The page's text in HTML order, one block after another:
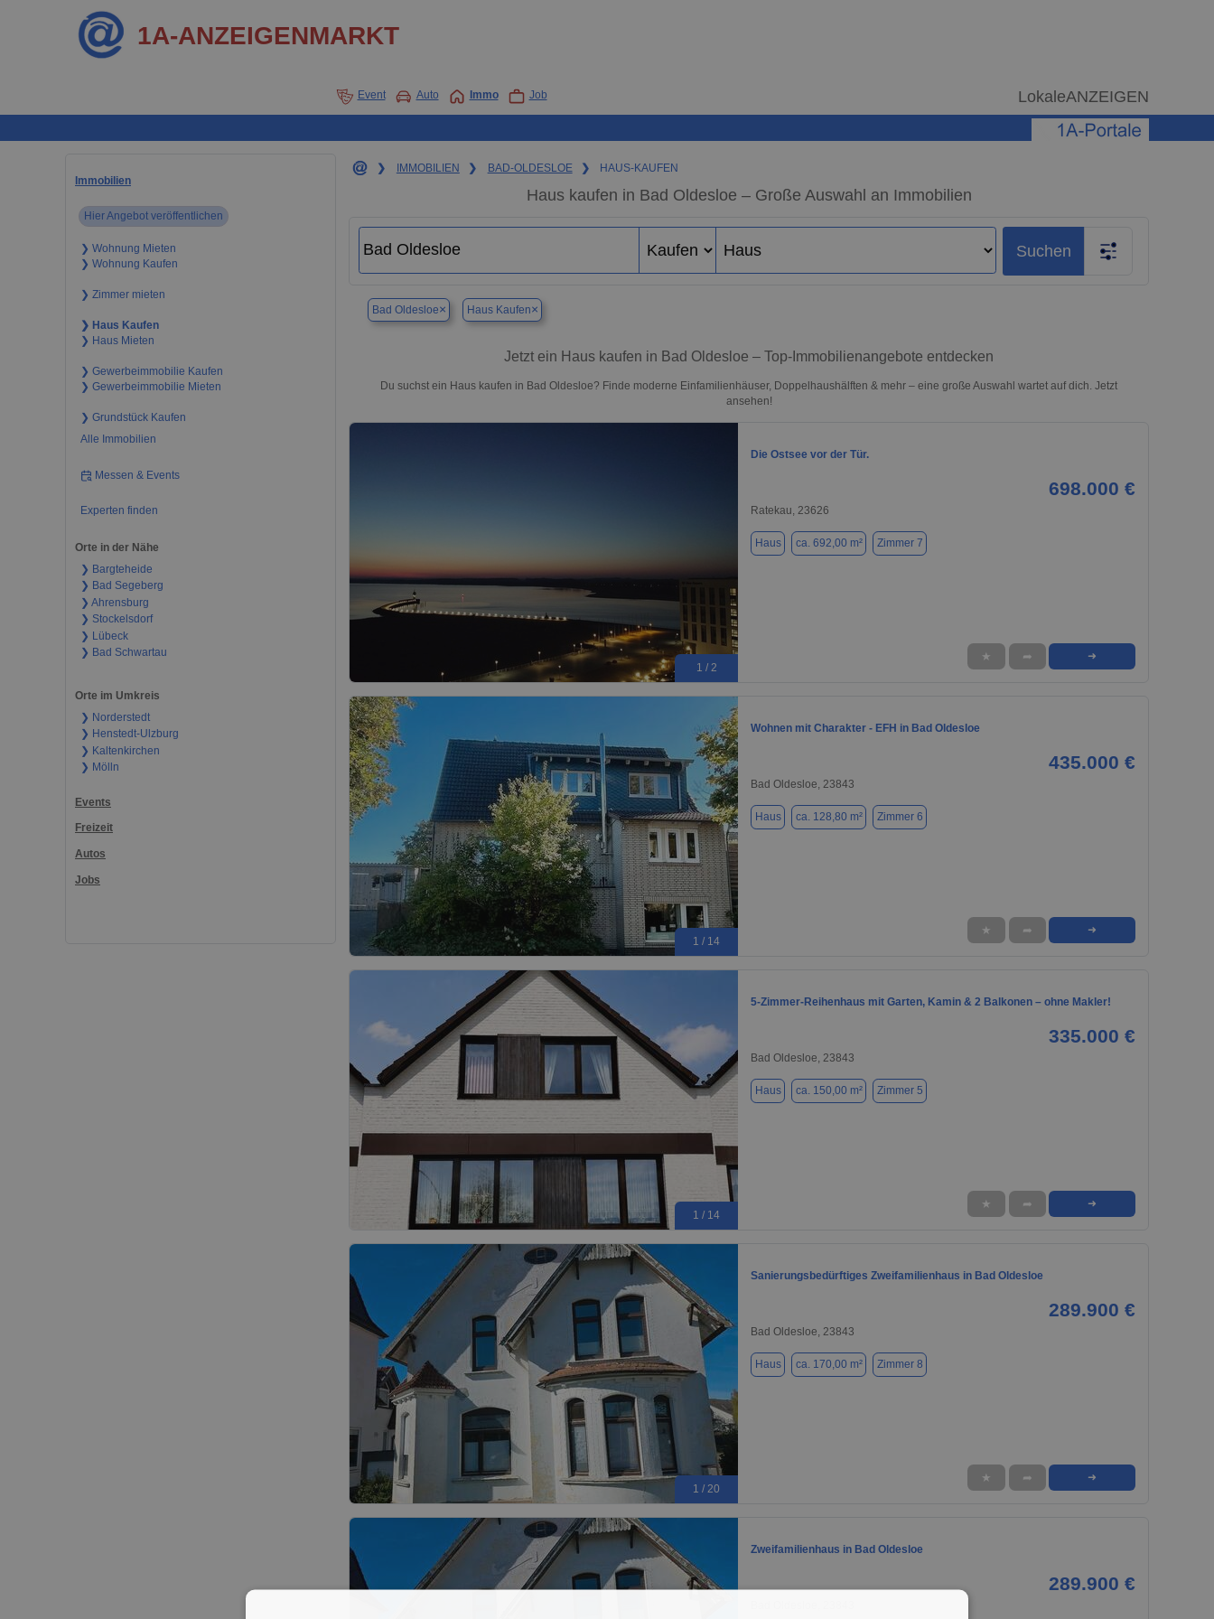
1A-ANZEIGENMARKT
Event Auto Immo Job LokaleANZEIGEN
Immobilien
Hier Angebot veröffentlichen
❯ Wohnung Mieten
❯ Wohnung Kaufen
❯ Zimmer mieten
❯ Haus Kaufen
❯ Haus Mieten
❯ Gewerbeimmobilie Kaufen
❯ Gewerbeimmobilie Mieten
❯ Grundstück Kaufen
Alle Immobilien
Messen & Events
Experten finden
Orte in der Nähe
❯ Bargteheide
❯ Bad Segeberg
❯ Ahrensburg
❯ Stockelsdorf
❯ Lübeck
❯ Bad Schwartau
Orte im Umkreis
❯ Norderstedt
❯ Henstedt-Ulzburg
❯ Kaltenkirchen
❯ Mölln
Events
Freizeit
Autos
Jobs
❯ IMMOBILIEN ❯ BAD-OLDESLOE ❯ HAUS-KAUFEN
Haus kaufen in Bad Oldesloe – Große Auswahl an Immobilien
Suchen
Bad Oldesloe× Haus Kaufen×
Jetzt ein Haus kaufen in Bad Oldesloe – Top-Immobilienangebote entdecken
Du suchst ein Haus kaufen in Bad Oldesloe? Finde moderne Einfamilienhäuser, Doppelhaushälften & mehr – eine große Auswahl wartet auf dich. Jetzt
ansehen!
1 / 2
Die Ostsee vor der Tür.
698.000 €
Ratekau, 23626
Haus ca. 692,00 m² Zimmer 7
★ ➦ ➜
1 / 14
Wohnen mit Charakter - EFH in Bad Oldesloe
435.000 €
Bad Oldesloe, 23843
Haus ca. 128,80 m² Zimmer 6
★ ➦ ➜
1 / 14
5-Zimmer-Reihenhaus mit Garten, Kamin & 2 Balkonen – ohne Makler!
335.000 €
Bad Oldesloe, 23843
Haus ca. 150,00 m² Zimmer 5
★ ➦ ➜
1 / 20
Sanierungsbedürftiges Zweifamilienhaus in Bad Oldesloe
289.900 €
Bad Oldesloe, 23843
Haus ca. 170,00 m² Zimmer 8
★ ➦ ➜
Zweifamilienhaus in Bad Oldesloe
289.900 €